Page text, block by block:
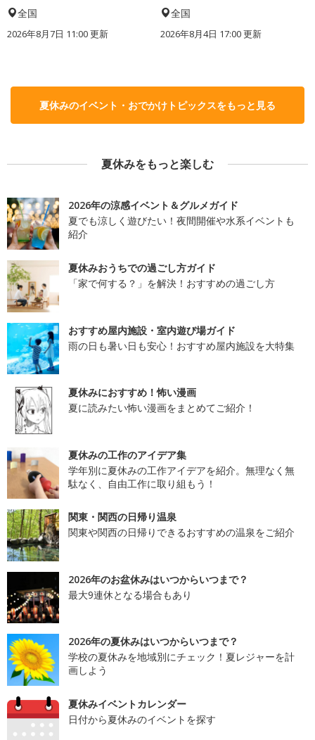
全国
2026年8月7日 11:00更新
全国
2026年8月4日 17:00更新
夏休みのイベント・おでかけトピックスをもっと見る
夏休みをもっと楽しむ
2026年の涼感イベント＆グルメガイド
夏でも涼しく遊びたい！夜間開催や水系イベントも
紹介
夏休みおうちでの過ごし方ガイド
「家で何する？」を解決！おすすめの過ごし方
おすすめ屋内施設・室内遊び場ガイド
雨の日も暑い日も安心！おすすめ屋内施設を大特集
夏休みにおすすめ！怖い漫画
夏に読みたい怖い漫画をまとめてご紹介！
夏休みの工作のアイデア集
学年別に夏休みの工作アイデアを紹介。無理なく無
駄なく、自由工作に取り組もう！
関東・関西の日帰り温泉
関東や関西の日帰りできるおすすめの温泉をご紹介
2026年のお盆休みはいつからいつまで？
最大9連休となる場合もあり
2026年の夏休みはいつからいつまで？
学校の夏休みを地域別にチェック！夏レジャーを計
画しよう
夏休みイベントカレンダー
日付から夏休みのイベントを探す